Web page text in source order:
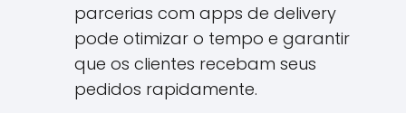
parcerias com apps de delivery
pode otimizar o tempo e garantir
que os clientes recebam seus
pedidos rapidamente.